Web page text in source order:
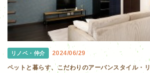
リノベ・仲介 2024/06/29
ペットと暮らす、こだわりのアーバンスタイル・